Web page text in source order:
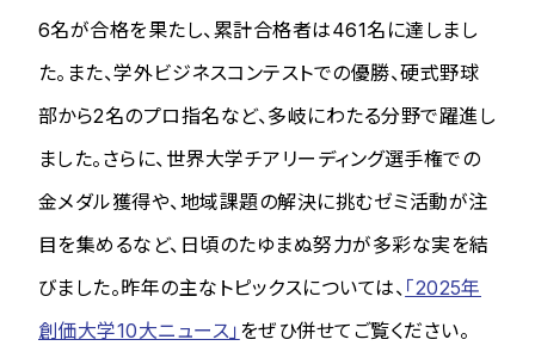
6名が合格を果たし、累計合格者は461名に達しまし
た。また、学外ビジネスコンテストでの優勝、硬式野球
部から2名のプロ指名など、多岐にわたる分野で躍進し
ました。さらに、世界大学チアリーディング選手権での
金メダル獲得や、地域課題の解決に挑むゼミ活動が注
目を集めるなど、日頃のたゆまぬ努力が多彩な実を結
びました。昨年の主なトピックスについては、 「2025年
創価大学10大ニュース」 をぜひ併せてご覧ください。